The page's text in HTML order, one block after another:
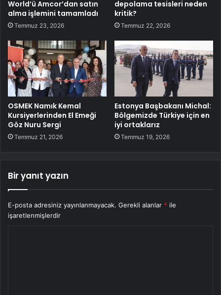
World’ü Amcor’dan satın
alma işlemini tamamladı
Temmuz 23, 2026
depolama tesisleri neden
kritik?
Temmuz 22, 2026
OSMEK Namık Kemal
Kursiyerlerinden El Emeği
Göz Nuru Sergi
Temmuz 21, 2026
Estonya Başbakanı Michal:
Bölgemizde Türkiye için en
iyi ortaklarız
Temmuz 19, 2026
Bir yanıt yazın
E-posta adresiniz yayınlanmayacak. Gerekli alanlar * ile
işaretlenmişlerdir